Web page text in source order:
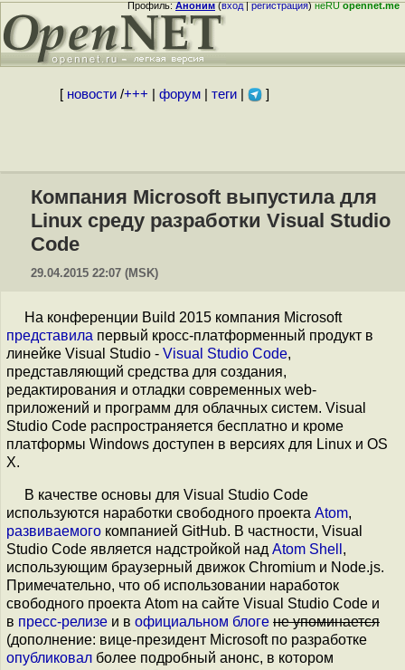
Профиль:Аноним(вход|регистрация)неRUopennet.me
[ новости/+++ форум| теги| ]
Компания Microsoft выпустила для
Linux среду разработки Visual Studio
Code
29.04.2015 22:07 (MSK)
На конференции Build 2015 компания Microsoft
представила первый кросс-платформенный продукт в
линейке Visual Studio - Visual Studio Code,
представляющий средства для создания,
редактирования и отладки современных web-
приложений и программ для облачных систем. Visual
Studio Code распространяется бесплатно и кроме
платформы Windows доступен в версиях для Linux и OS
X.
В качестве основы для Visual Studio Code
используются наработки свободного проекта Atom,
развиваемого компанией GitHub. В частности, Visual
Studio Code является надстройкой над Atom Shell ,
использующим браузерный движок Chromium и Node.js.
Примечательно, что об использовании наработок
свободного проекта Atom на сайте Visual Studio Code и
в пресс-релизе и в официальном блоге не упоминается
(дополнение: вице-президент Microsoft по разработке
опубликовал более подробный анонс, в котором